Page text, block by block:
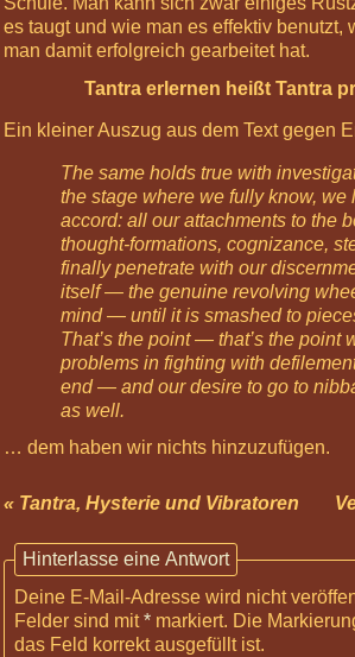
es taugt und wie man es effektiv benutzt,
man damit erfolgreich gearbeitet hat.
Tantra erlernen heißt Tantra
Ein kleiner Auszug aus dem Text gegen
The same holds true with
the stage where we fully know, we
accord: all our attachments to the
thought-formations, cognizance,
finally penetrate with our
itself — the genuine revolving
mind — until it is smashed to
That’s the point — that’s the point
problems in fighting with
end — and our desire to go to
as well.
… dem haben wir nichts hinzuzufügen.
« Tantra, Hysterie und Vibratoren
Hinterlasse eine Antwort
Deine E-Mail-Adresse wird nicht
Felder sind mit* markiert. Die
das Feld korrekt ausgefüllt ist.
und
Füße
30
12:00
Aufrecht
Rücken